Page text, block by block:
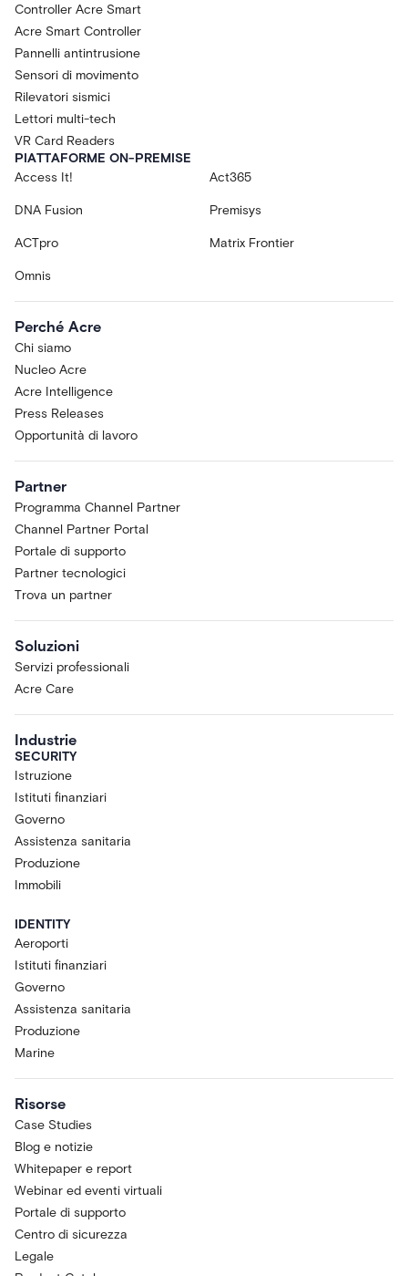
Controller Acre Smart
Acre Smart Controller
Pannelli antintrusione
Sensori di movimento
Rilevatori sismici
Lettori multi-tech
VR Card Readers
PIATTAFORME ON-PREMISE
Access It!
Act365
DNA Fusion Premisys
ACTpro Matrix Frontier
Omnis
Perché Acre
Chi siamo
Nucleo Acre
Acre Intelligence
Press Releases
Opportunità di lavoro
Partner
Programma Channel Partner
Channel Partner Portal
Portale di supporto
Partner tecnologici
Trova un partner
Soluzioni
Servizi professionali
Acre Care
Industrie
SECURITY
Istruzione
Istituti finanziari
Governo
Assistenza sanitaria
Produzione
Immobili
IDENTITY
Aeroporti
Istituti finanziari
Governo
Assistenza sanitaria
Produzione
Marine
Risorse
Case Studies
Blog e notizie
Whitepaper e report
Webinar ed eventi virtuali
Portale di supporto
Centro di sicurezza
Legale